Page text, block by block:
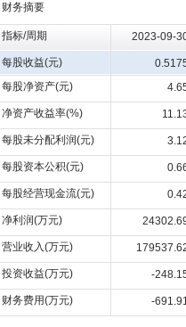
财务摘要
指标/周期 2023-09-
每股收益(元)
每股净资产(元)
净资产收益率(%)
每股未分配利润(元)
每股资本公积(元)
每股经营现金流(元)
净利润(万元)
营业收入(万元)
投资收益(万元) -
财务费用(万元) -